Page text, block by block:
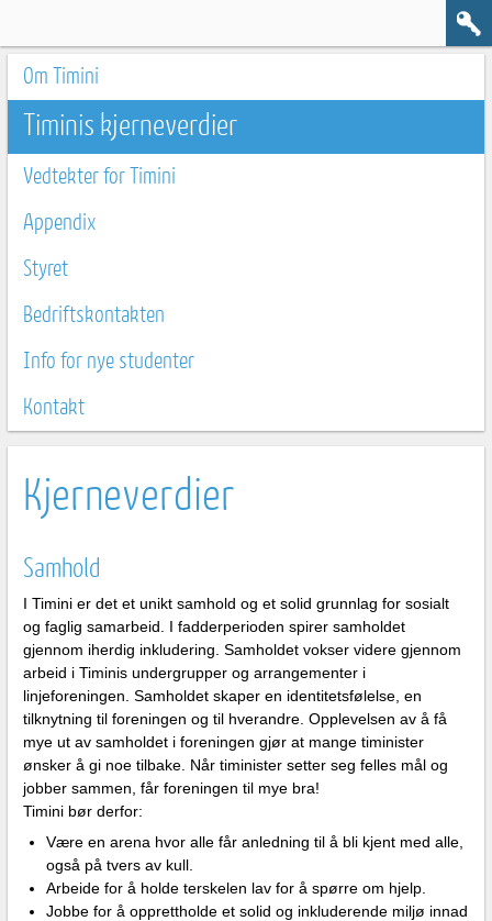
Om Timini
Timinis kjerneverdier
Vedtekter for Timini
Appendix
Styret
Bedriftskontakten
Info for nye studenter
Kontakt
Kjerneverdier
Samhold
I Timini er det et unikt samhold og et solid grunnlag for sosialt
og faglig samarbeid. I fadderperioden spirer samholdet
gjennom iherdig inkludering. Samholdet vokser videre gjennom
arbeid i Timinis undergrupper og arrangementer i
linjeforeningen. Samholdet skaper en identitetsfølelse, en
tilknytning til foreningen og til hverandre. Opplevelsen av å få
mye ut av samholdet i foreningen gjør at mange timinister
ønsker å gi noe tilbake. Når timinister setter seg felles mål og
jobber sammen, får foreningen til mye bra!
Timini bør derfor:
Være en arena hvor alle får anledning til å bli kjent med alle,
også på tvers av kull.
Arbeide for å holde terskelen lav for å spørre om hjelp.
Jobbe for å opprettholde et solid og inkluderende miljø innad